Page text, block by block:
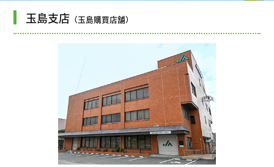
玉島支店 （玉島購買店舗）